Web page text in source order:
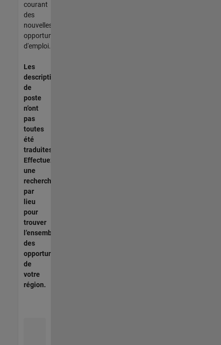
courant
des
nouvelles
opportunités
d'emploi.
Les
descriptions
de
poste
n’ont
pas
toutes
été
traduites.
Effectuez
une
recherche
par
lieu
pour
trouver
l’ensemble
des
opportunités
de
votre
région.